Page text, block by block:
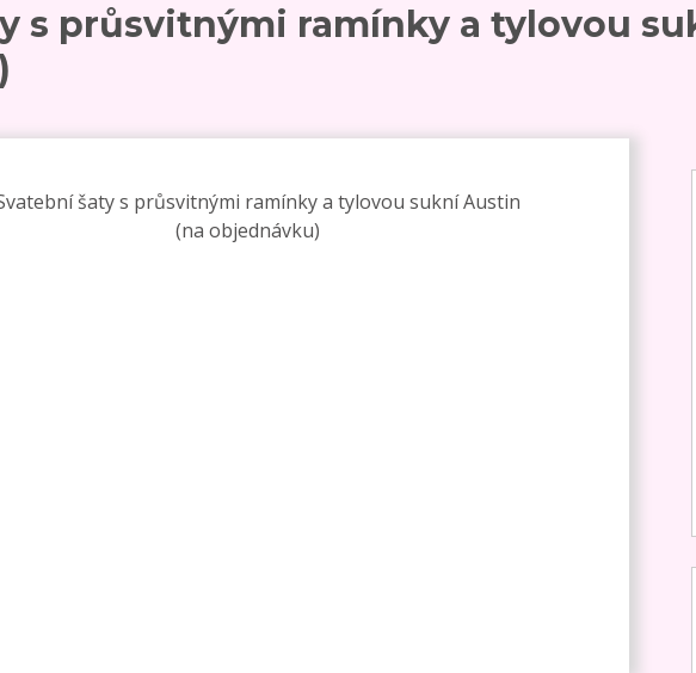
s průsvitnými ramínky a tylovou